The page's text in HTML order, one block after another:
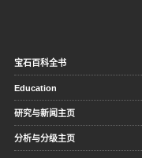
宝石百科全书
Education
研究与新闻主页
分析与分级主页